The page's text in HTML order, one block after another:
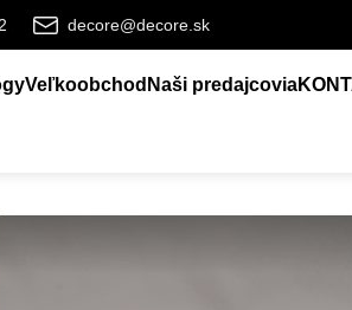
decore@decore.sk
Veľkoobchod Naši predajcovia